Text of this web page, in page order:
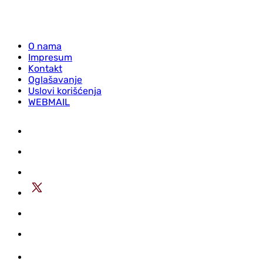
O nama
Impresum
Kontakt
Oglašavanje
Uslovi korišćenja
WEBMAIL